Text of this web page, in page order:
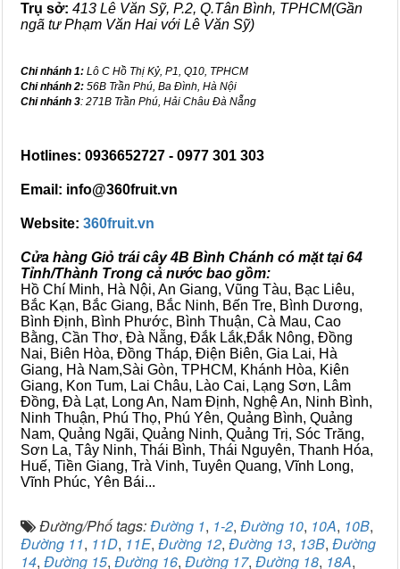
Trụ sở: 413 Lê Văn Sỹ, P.2, Q.Tân Bình, TPHCM(Gần
ngã tư Phạm Văn Hai với Lê Văn Sỹ)
Chi nhánh 1: Lô C Hồ Thị Kỷ, P1, Q10, TPHCM
Chi nhánh 2: 56B Trần Phú, Ba Đình, Hà Nội
Chi nhánh 3: 271B Trần Phú, Hải Châu Đà Nẵng
Hotlines: 0936652727 - 0977 301 303
Email: info@360fruit.vn
Website: 360fruit.vn
Cửa hàng Giỏ trái cây 4B Bình Chánh có mặt tại 64
Tỉnh/Thành Trong cả nước bao gồm:
Hồ Chí Minh, Hà Nội, An Giang, Vũng Tàu, Bạc Liêu,
Bắc Kạn, Bắc Giang, Bắc Ninh, Bến Tre, Bình Dương,
Bình Định, Bình Phước, Bình Thuận, Cà Mau, Cao
Bằng, Cần Thơ, Đà Nẵng, Đắk Lắk,Đắk Nông, Đồng
Nai, Biên Hòa, Đồng Tháp, Điện Biên, Gia Lai, Hà
Giang, Hà Nam,Sài Gòn, TPHCM, Khánh Hòa, Kiên
Giang, Kon Tum, Lai Châu, Lào Cai, Lạng Sơn, Lâm
Đồng, Đà Lạt, Long An, Nam Định, Nghệ An, Ninh Bình,
Ninh Thuận, Phú Thọ, Phú Yên, Quảng Bình, Quảng
Nam, Quảng Ngãi, Quảng Ninh, Quảng Trị, Sóc Trăng,
Sơn La, Tây Ninh, Thái Bình, Thái Nguyên, Thanh Hóa,
Huế, Tiền Giang, Trà Vinh, Tuyên Quang, Vĩnh Long,
Vĩnh Phúc, Yên Bái...
Đường/Phố tags:Đường 1, 1-2, Đường 10, 10A, 10B,
Đường 11, 11D, 11E, Đường 12, Đường 13, 13B, Đường
14, Đường 15, Đường 16, Đường 17, Đường 18, 18A,